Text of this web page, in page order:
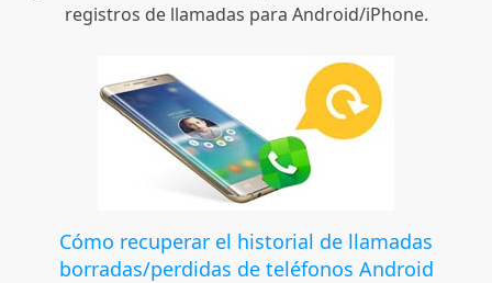
registros de llamadas para Android/iPhone.
Cómo recuperar el historial de llamadas
borradas/perdidas de teléfonos Android